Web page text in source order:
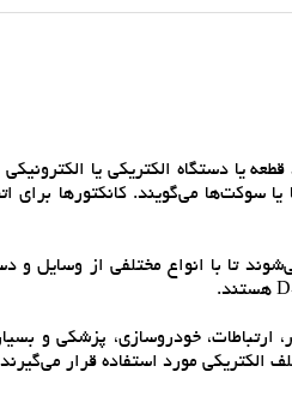
يا دستگاه الکتريکي يا
مي‌گويند. کانکتورها براي
تا با انواع مختلفي از وسايل و
ارتباطات، خودروسازي، پزشکي و
الکتريکي مورد استفاده قرار